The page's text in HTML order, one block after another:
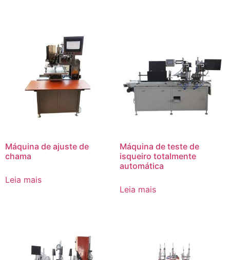
Máquina de ajuste de
chama
Leia mais
Máquina de teste de
isqueiro totalmente
automática
Leia mais